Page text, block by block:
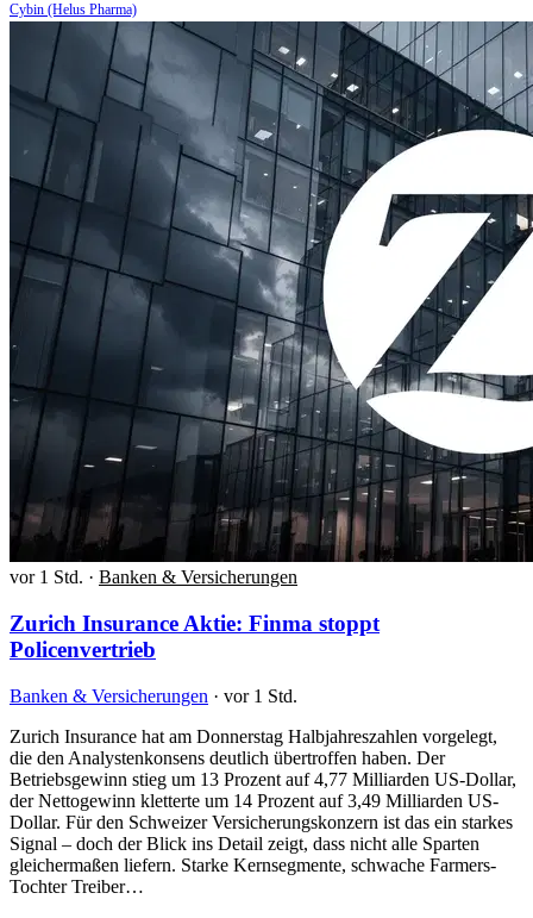
Cybin (Helus Pharma)
vor 1 Std. · Banken & Versicherungen
Zurich Insurance Aktie: Finma stoppt
Policenvertrieb
Banken & Versicherungen · vor 1 Std.
Zurich Insurance hat am Donnerstag Halbjahreszahlen vorgelegt,
die den Analystenkonsens deutlich übertroffen haben. Der
Betriebsgewinn stieg um 13 Prozent auf 4,77 Milliarden US-Dollar,
der Nettogewinn kletterte um 14 Prozent auf 3,49 Milliarden US-
Dollar. Für den Schweizer Versicherungskonzern ist das ein starkes
Signal – doch der Blick ins Detail zeigt, dass nicht alle Sparten
gleichermaßen liefern. Starke Kernsegmente, schwache Farmers-
Tochter Treiber…